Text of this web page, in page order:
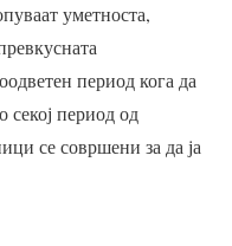
уметноста,
период кога да
секој период од
се совршени за да ја